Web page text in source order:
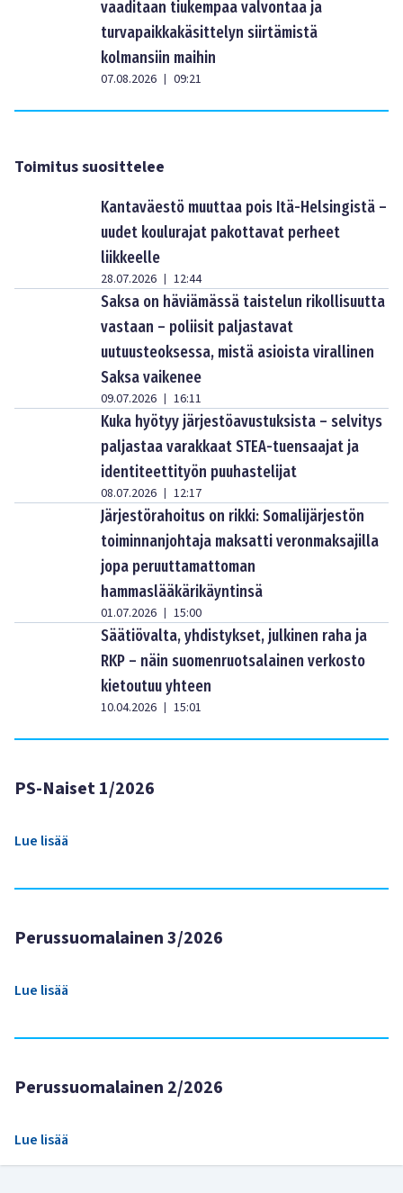
vaaditaan tiukempaa valvontaa ja
turvapaikkakäsittelyn siirtämistä
kolmansiin maihin
07.08.2026 | 09:21
Toimitus suosittelee
Kantaväestö muuttaa pois Itä-Helsingistä –
uudet koulurajat pakottavat perheet
liikkeelle
28.07.2026 | 12:44
Saksa on häviämässä taistelun rikollisuutta
vastaan – poliisit paljastavat
uutuusteoksessa, mistä asioista virallinen
Saksa vaikenee
09.07.2026 | 16:11
Kuka hyötyy järjestöavustuksista – selvitys
paljastaa varakkaat STEA-tuensaajat ja
identiteettityön puuhastelijat
08.07.2026 | 12:17
Järjestörahoitus on rikki: Somalijärjestön
toiminnanjohtaja maksatti veronmaksajilla
jopa peruuttamattoman
hammaslääkärikäyntinsä
01.07.2026 | 15:00
Säätiövalta, yhdistykset, julkinen raha ja
RKP – näin suomenruotsalainen verkosto
kietoutuu yhteen
10.04.2026 | 15:01
PS-Naiset 1/2026
Lue lisää
Perussuomalainen 3/2026
Lue lisää
Perussuomalainen 2/2026
Lue lisää